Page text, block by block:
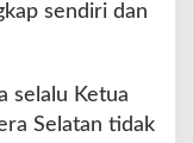
sendiri dan
selalu Ketua
Selatan tidak